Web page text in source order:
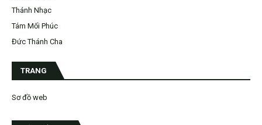
Thánh Nhạc
Tám Mối Phúc
Đức Thánh Cha
TRANG
Sơ đồ web